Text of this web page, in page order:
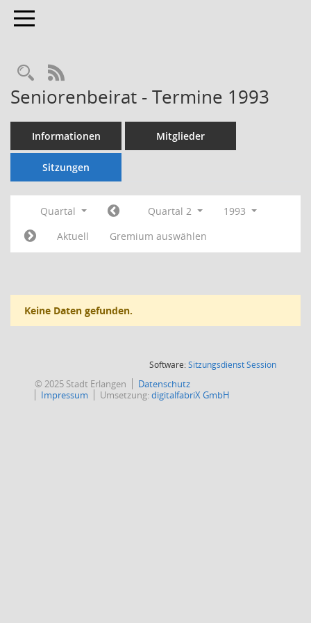
Toggle navigation
Rechercheauswahl
RSS-Feed
Seniorenbeirat - Termine 1993
Informationen Mitglieder
Sitzungen
Quartal Quartal 2
1993
Aktuell
Gremium auswählen
Keine Daten gefunden.
Software:SitzungsdienstSession(Wird in
© 2025 Stadt Erlangen
Datenschutz
Impressum
Umsetzung:digitalfabriX GmbH